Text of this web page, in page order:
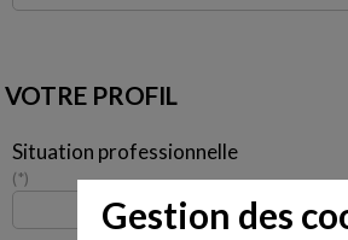
VOTRE PROFIL
Situation professionnelle
*
Gestion des